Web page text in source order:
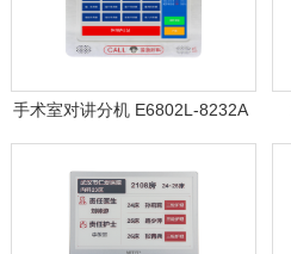
手术室对讲分机 E6802L-8232A